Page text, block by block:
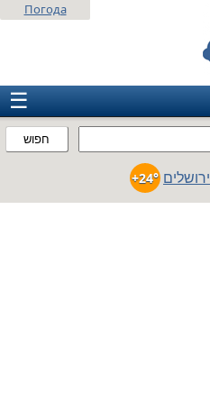
חפוש
Погода
☰
ירושלים +24°